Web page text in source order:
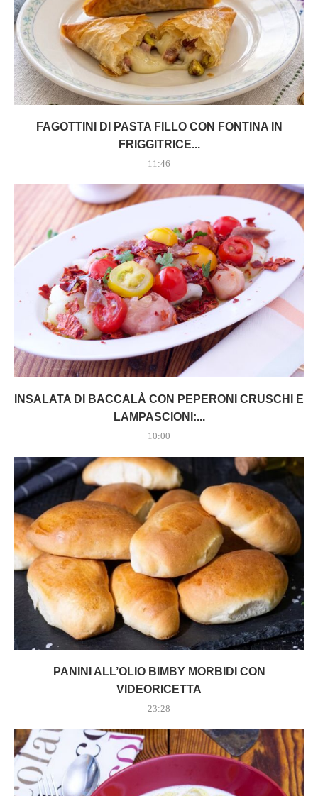
FAGOTTINI DI PASTA FILLO CON FONTINA IN
FRIGGITRICE...
11:46
INSALATA DI BACCALÀ CON PEPERONI CRUSCHI E
LAMPASCIONI:...
10:00
PANINI ALL’OLIO BIMBY MORBIDI CON
VIDEORICETTA
23:28